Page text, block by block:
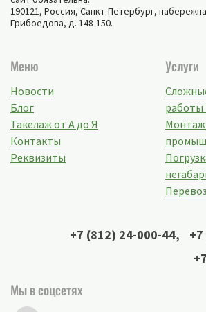
190121, Россия, Санкт-Петербург,
Грибоедова, д. 148-150.
Меню
Новости
Блог
Такелаж от А до Я
Контакты
Реквизиты
Услуги
работы
+7 (812) 24-000-44,
Мы в соцсетях